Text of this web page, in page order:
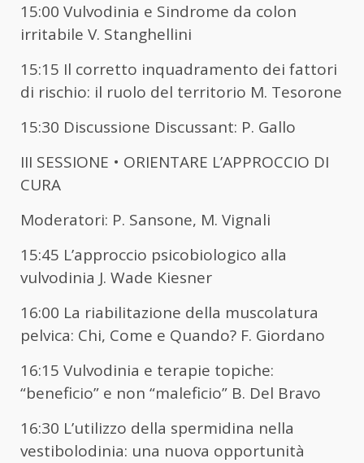
15:00 Vulvodinia e Sindrome da colon
irritabile V. Stanghellini
15:15 Il corretto inquadramento dei fattori
di rischio: il ruolo del territorio M. Tesorone
15:30 Discussione Discussant: P. Gallo
III SESSIONE • ORIENTARE L’APPROCCIO DI
CURA
Moderatori: P. Sansone, M. Vignali
15:45 L’approccio psicobiologico alla
vulvodinia J. Wade Kiesner
16:00 La riabilitazione della muscolatura
pelvica: Chi, Come e Quando? F. Giordano
16:15 Vulvodinia e terapie topiche:
“beneficio” e non “maleficio” B. Del Bravo
16:30 L’utilizzo della spermidina nella
vestibolodinia: una nuova opportunità